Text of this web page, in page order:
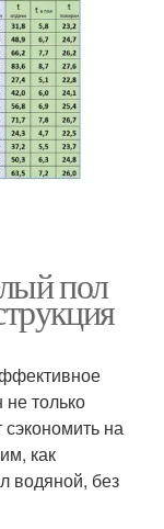
пол
только
на
как
водяной, без